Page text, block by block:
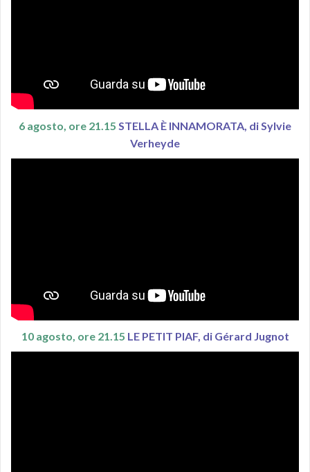
6 agosto, ore 21.15 STELLA È INNAMORATA, di Sylvie
Verheyde
10 agosto, ore 21.15 LE PETIT PIAF, di Gérard Jugnot